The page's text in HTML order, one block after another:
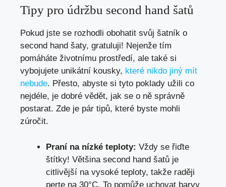
Tipy pro údržbu second hand šatů
Pokud jste se‍ rozhodli obohatit svůj šatník o‌
second hand šaty, gratuluji!‍ Nejenže tím
pomáháte životnímu prostředí,⁤ ale‍ také si
vybojujete unikátní kousky, které nikdo jiný mít
nebude. Přesto,‌ abyste si tyto poklady užili co
nejdéle, je⁤ dobré vědět, jak se o⁢ ně správně‍
postarat. ​Zde ⁣je pár‌ tipů,‌ které byste mohli
zúročit.
Praní⁤ na nízké teploty: Vždy se‍ řiďte
štítky!⁣ Většina second hand⁤ šatů je
citlivější na ‌vysoké teploty, takže raději
⁤perte na 30°C.⁤ To pomůže uchovat ⁤barvy⁤